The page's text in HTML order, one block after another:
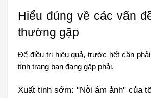
Hiểu đúng về các vấn
thường gặp
Để điều trị hiệu quả, trước hết cần
tình trạng bạn đang gặp phải.
Xuất tinh sớm: "Nỗi ám ảnh" của